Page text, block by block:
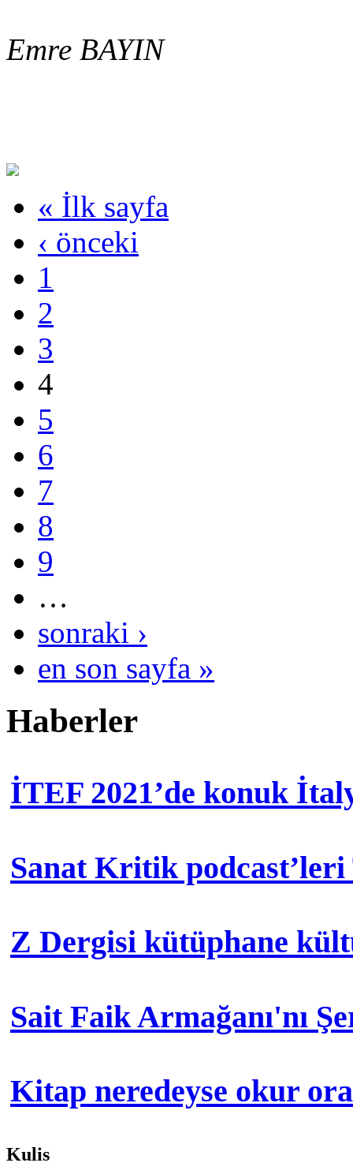
Emre BAYIN
« İlk sayfa
‹ önceki
1
2
3
4
5
6
7
8
9
…
sonraki ›
en son sayfa »
Haberler
İTEF 2021’de konuk
Sanat Kritik podcast’leri
Z Dergisi kütüphane
Sait Faik Armağanı'nı
Kitap neredeyse okur
Kulis